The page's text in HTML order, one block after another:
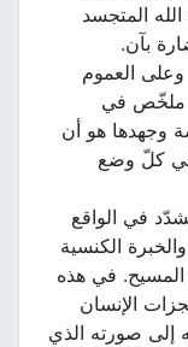
المتجسد
بآن.
العموم
ملخّص في
وجهدها هو أن
كلّ وضع
في الواقع
الكنسية
في هذه
الإنسان
صورته الذي